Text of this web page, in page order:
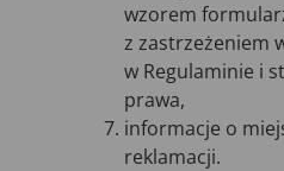
wzorem
z zastrzeżeniem
w Regulaminie i
prawa,
informacje o
reklamacji.